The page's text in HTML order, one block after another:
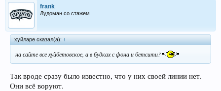
frank
Лудоман со стажем
хуйларе сказал(а): ↑
на сайте все хуйбетовское, а в будках с фона и бетсити?
Так вроде сразу было известно, что у них своей линии нет.
Они всё воруют.